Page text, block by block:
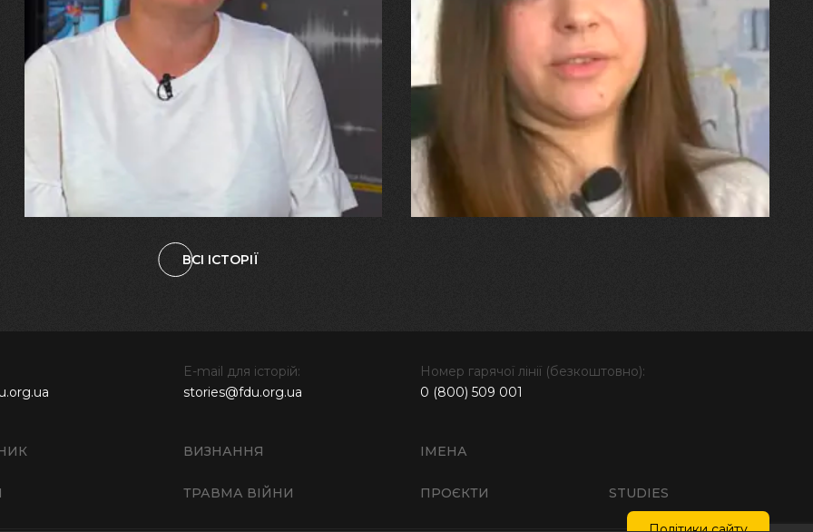
29.07.2026
Марина, Ваїд та Аміна Харченко
"Попри всі втрати, ми не
зламалися: тепер я бачу
свого вбитого чоловіка у
наших дітях"
27.07.2026
"Я перенесла 11 операцій, та
плакала від фантомного
болю. Але маленька донька
бере за руку і змушує йти
далі"
ВСІ ІСТОРІЇ
ВИЗНАННЯ ІМЕНА
ТРАВМА ВІЙНИ ПРОЄКТИ STUDIES
E-mail для історій:
stories@fdu.org.ua
Номер гарячої лінії (безкоштовно):
0 (800) 509 001